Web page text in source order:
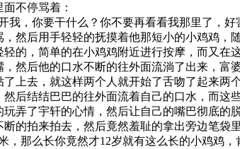
不停骂着：
我，你要干什么？你不要再看看我那里了，好
然后用手轻轻的抚摸着他那短小的小鸡鸡，
的，简单的在小鸡鸡附近进行按摩，而又在
然后他的口水不断的往外面流淌了出来，富
上去，就这样两个人就开始了舌吻了起来
后结结巴巴的往外面流着自己的口水，而这
玩弄了宇轩的心情，然后让自己的嘴巴彻底
的拍来拍去，然后竟然羞耻的拿出旁边笔袋
，那么长你竟然才12岁就有这么长的小鸡鸡